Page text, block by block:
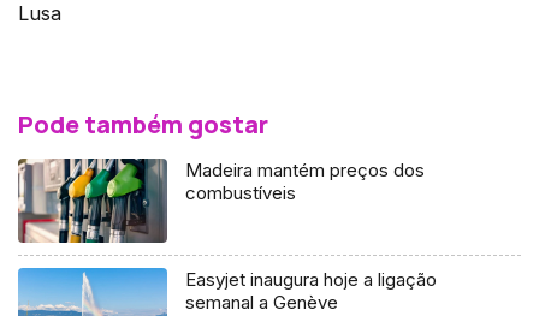
Lusa
Pode também gostar
Madeira mantém preços dos
combustíveis
Easyjet inaugura hoje a ligação
semanal a Genève